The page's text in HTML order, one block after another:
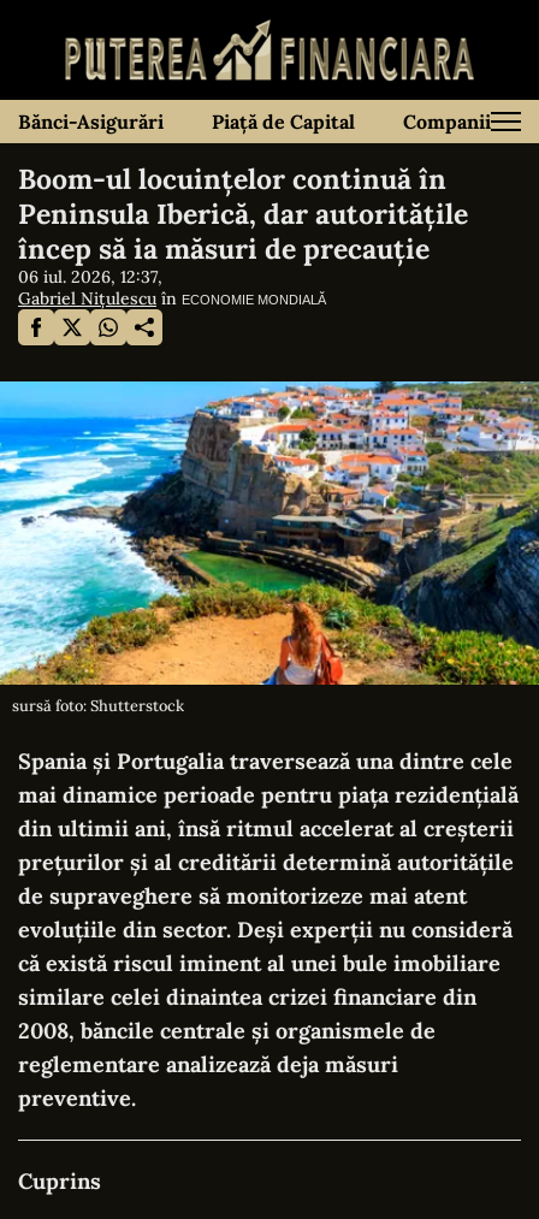
Bănci-Asigurări Piață de Capital Companii
Boom-ul locuințelor continuă în
Peninsula Iberică, dar autoritățile
încep să ia măsuri de precauție
06 iul. 2026, 12:37,
Gabriel Nițulescu în ECONOMIE MONDIALĂ
sursă foto: Shutterstock
Spania și Portugalia traversează una dintre cele
mai dinamice perioade pentru piața rezidențială
din ultimii ani, însă ritmul accelerat al creșterii
prețurilor și al creditării determină autoritățile
de supraveghere să monitorizeze mai atent
evoluțiile din sector. Deși experții nu consideră
că există riscul iminent al unei bule imobiliare
similare celei dinaintea crizei financiare din
2008, băncile centrale și organismele de
reglementare analizează deja măsuri
preventive.
Cuprins